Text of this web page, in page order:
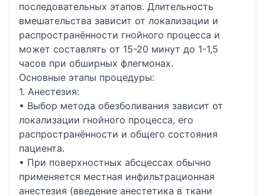
последовательных этапов. Длительность
вмешательства зависит от локализации и
распространённости гнойного процесса и
может составлять от 15-20 минут до 1-1,5
часов при обширных флегмонах.
Основные этапы процедуры:
1. Анестезия:
• Выбор метода обезболивания зависит от
локализации гнойного процесса, его
распространённости и общего состояния
пациента.
• При поверхностных абсцессах обычно
применяется местная инфильтрационная
анестезия (введение анестетика в ткани